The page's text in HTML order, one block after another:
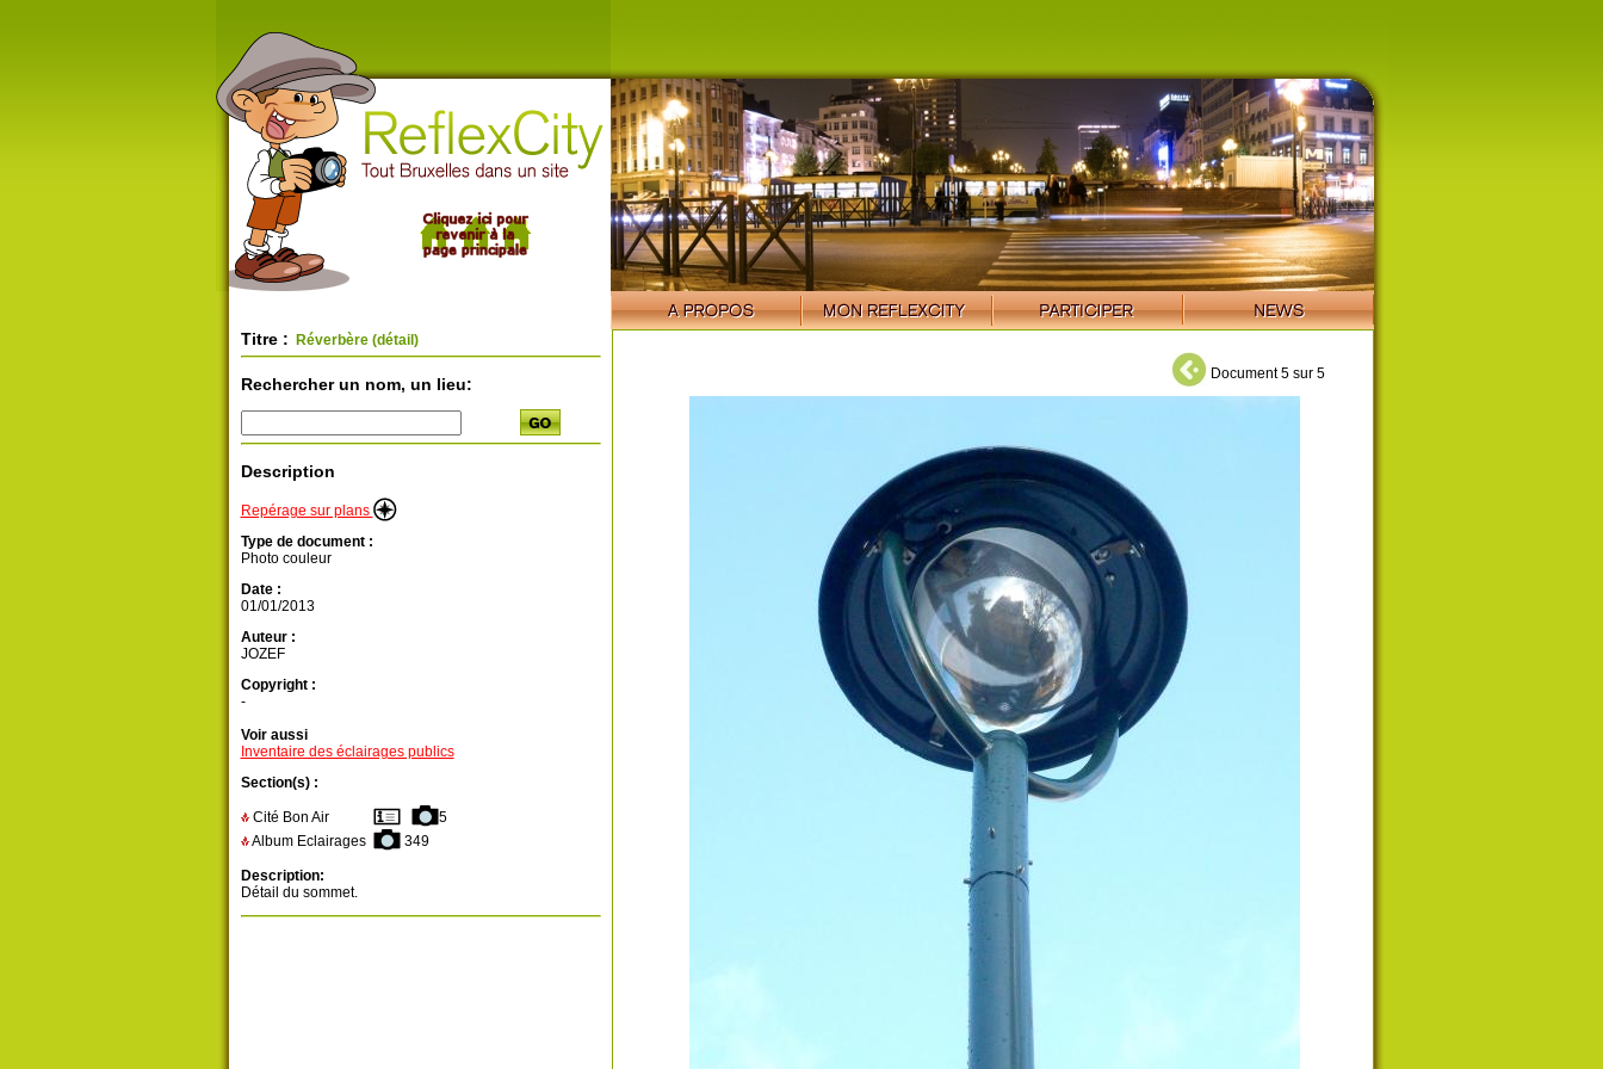
Titre : Réverbère (détail)
Rechercher un nom, un lieu:
Description
Repérage sur plans
Type de document :
Photo couleur
Date :
01/01/2013
Auteur :
JOZEF
Copyright :
-
Voir aussi
Inventaire des éclairages publics
Section(s) :
Cité Bon Air
5
Album Eclairages
349
Description:
Détail du sommet.
Document 5 sur 5